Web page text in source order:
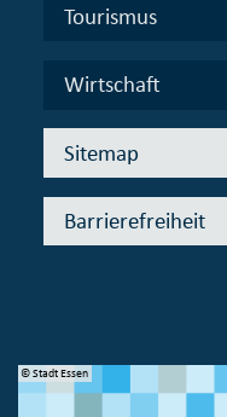
Tourismus
Wirtschaft
Sitemap
Barrierefreiheit
© Stadt Essen